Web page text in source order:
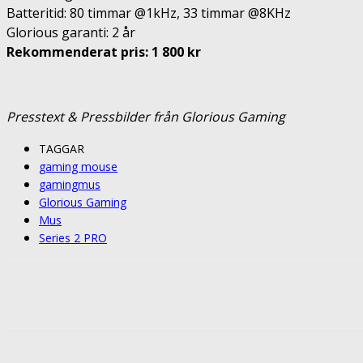
Batteritid: 80 timmar @1kHz, 33 timmar @8KHz
Glorious garanti: 2 år
Rekommenderat pris: 1 800 kr
Presstext & Pressbilder från Glorious Gaming
TAGGAR
gaming mouse
gamingmus
Glorious Gaming
Mus
Series 2 PRO